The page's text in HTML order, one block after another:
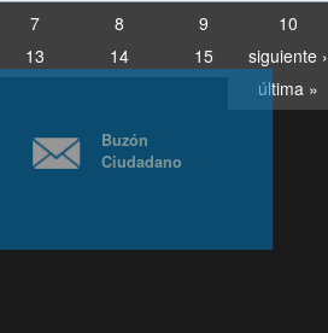
7 8 9
10
13 14 15
siguiente ›
última »
Ciudadano